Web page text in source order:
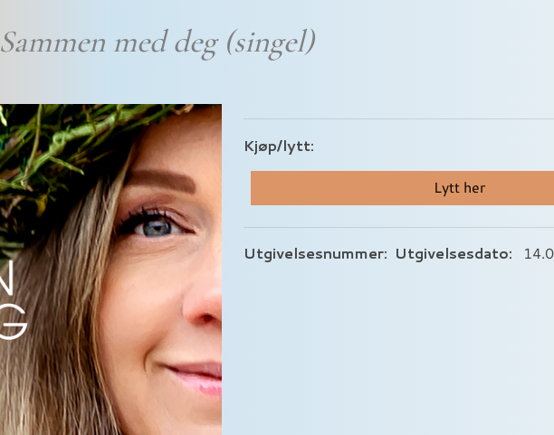
Sammen med deg (singel)
Kjøp/lytt:
Lytt her
Utgivelsesnummer: Utgivelsesdato: